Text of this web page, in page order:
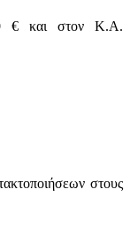
€ και στον Κ.Α.
στους